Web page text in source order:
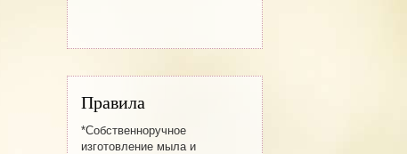
Правила
*Собственноручное
изготовление мылa и